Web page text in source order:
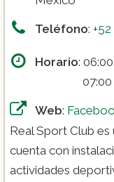
Teléfono:
Horario:
07:00 –
Web:
Real Sport Club
cuenta con
actividades